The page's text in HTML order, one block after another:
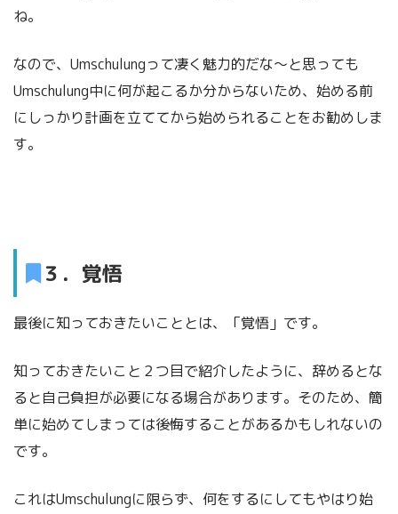
ね。
なので、Umschulungって凄く魅力的だな～と思っても
Umschulung中に何が起こるか分からないため、始める前
にしっかり計画を立ててから始められることをお勧めしま
す。
３．覚悟
最後に知っておきたいこととは、「覚悟」です。
知っておきたいこと２つ目で紹介したように、辞めるとな
ると自己負担が必要になる場合があります。そのため、簡
単に始めてしまっては後悔することがあるかもしれないの
です。
これはUmschulungに限らず、何をするにしてもやはり始